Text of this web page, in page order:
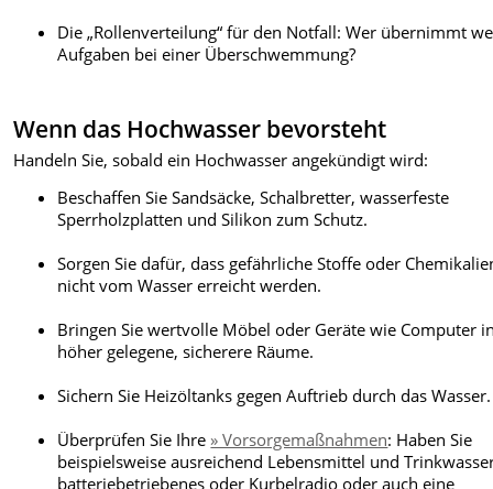
Die „Rollenverteilung“ für den Notfall: Wer übernimmt
Aufgaben bei einer Überschwemmung?
Wenn das Hochwasser bevorsteht
Handeln Sie, sobald ein Hochwasser angekündigt wird:
Beschaffen Sie Sandsäcke, Schalbretter, wasserfeste
Sperrholzplatten und Silikon zum Schutz.
Sorgen Sie dafür, dass gefährliche Stoffe oder
nicht vom Wasser erreicht werden.
Bringen Sie wertvolle Möbel oder Geräte wie Computer
höher gelegene, sicherere Räume.
Sichern Sie Heizöltanks gegen Auftrieb durch das Wasser.
Überprüfen Sie Ihre» Vorsorgemaßnahmen: Haben Sie
beispielsweise ausreichend Lebensmittel und
batteriebetriebenes oder Kurbelradio oder auch eine